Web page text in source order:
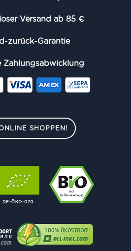
Versand ab 85 €
zurück-Garantie
Zahlungsabwicklung
SHOPPEN!